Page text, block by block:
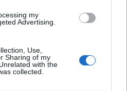
my
Advertising.
Use,
Sharing of my
with the
collected.